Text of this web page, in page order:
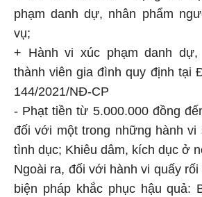
phạm danh dự, nhân phẩm
vụ;
+ Hành vi xúc phạm danh dự,
thành viên gia đình quy định tại
144/2021/NĐ-CP
- Phạt tiền từ 5.000.000 đồng
đối với một trong những hành vi
tình dục; Khiêu dâm, kích dục ở
Ngoài ra, đối với hành vi quấy
biện pháp khắc phục hậu quả: